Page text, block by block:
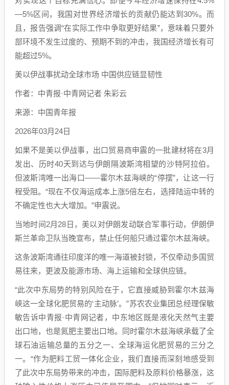
—5%区间，我国对世界经济增长的贡献仍能达到30%。而
且，报告强调“在实际工作中争取更好结果”，意味着只要外
部环境不发生过度的、预期不到的冲击，我国经济增长有可
能超过5%。
美以伊战事扰动全球市场 中国供应链显韧性
作者：中青报·中青网记者 朱彩云
来源：中国青年报
2026年03月24日
如果不是美以伊战事，出口贸易商申震的一批建材将在3月
发出、历时40天到达与伊朗隔波斯湾相望的沙特阿拉伯。
但波斯湾唯一出海口——霍尔木兹海峡的“停摆”，让这一行
程受阻。“现在不仅海运成本上涨5倍左右，选择陆运中转的
不确定性也大大增加。”申震说。
当地时间2月28日，美以对伊朗发动联合军事行动，伊朗伊
斯兰革命卫队当晚宣布，禁止任何船只通过霍尔木兹海峡。
这条波斯湾通往印度洋的唯一海道被封锁，不仅牵动多国贸
易往来，更波及能源市场、海上运输和全球供应链。
“此次中东局势的特别风险在于，它直接威胁到霍尔木兹海
峡这一全球化肥贸易的‘主动脉’。”苏农农业集团总经理保敏
敏告诉中青报·中青网记者，中东地区既是液化天然气主要
出口地，也是氮肥主要出口地。同时霍尔木兹海峡承载了全
球石油运输总量的五分之一、全球海运化肥贸易的三分之
一。“作为肥料工贸一体化企业，我们直接而深刻地感受到
了此次中东局势带来的冲击，国际肥料及原料价格暴涨，这